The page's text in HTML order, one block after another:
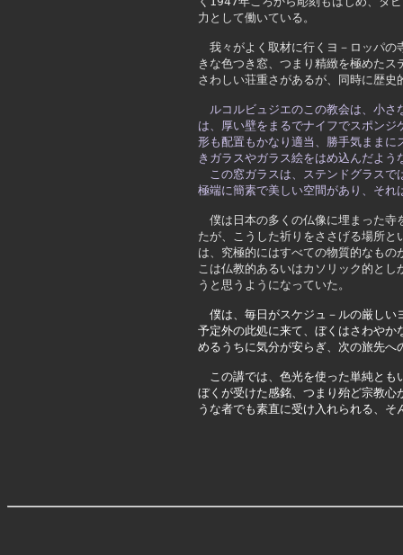
力として働いている。
我々がよく取材に行くヨ－ロッパの
きな色つき窓、つまり精緻を極めた
さわしい荘重さがあるが、同時に歴
ルコルビュジエのこの教会は、小
は、厚い壁をまるでナイフでスポン
形も配置もかなり適当、勝手気まま
きガラスやガラス絵をはめ込んだ
この窓ガラスは、ステンドグラスで
極端に簡素で美しい空間があり、そ
僕は日本の多くの仏像に埋まった
たが、こうした祈りをささげる場所
は、究極的にはすべての物質的なも
こは仏教的あるいはカソリック的と
うと思うようになっていた。
僕は、毎日がスケジュ－ルの厳しい
予定外の此処に来て、ぼくはさわや
めるうちに気分が安らぎ、次の旅先
この講では、色光を使った単純とも
ぼくが受けた感銘、つまり殆ど宗教
うな者でも素直に受け入れられる、